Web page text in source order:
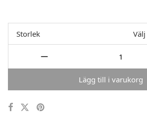
Storlek
Lägg till i varukorg